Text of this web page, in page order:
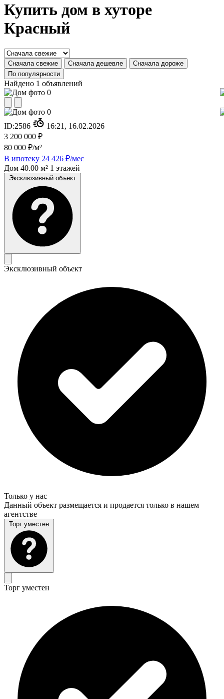
Купить дом в хуторе
Красный
Сначала свежие Сначала дешевле
Сначала дороже
По популярности
Найдено 1 объявлений
ID:2586
16:21, 16.02.2026
3 200 000 ₽
80 000 ₽/м²
В ипотеку 24 426 ₽/мес
Дом 40.00 м² 1 этажей
Эксклюзивный объект
Эксклюзивный объект
Только у нас
Данный объект размещается и продается только в нашем
агентстве
Торг уместен
Торг уместен